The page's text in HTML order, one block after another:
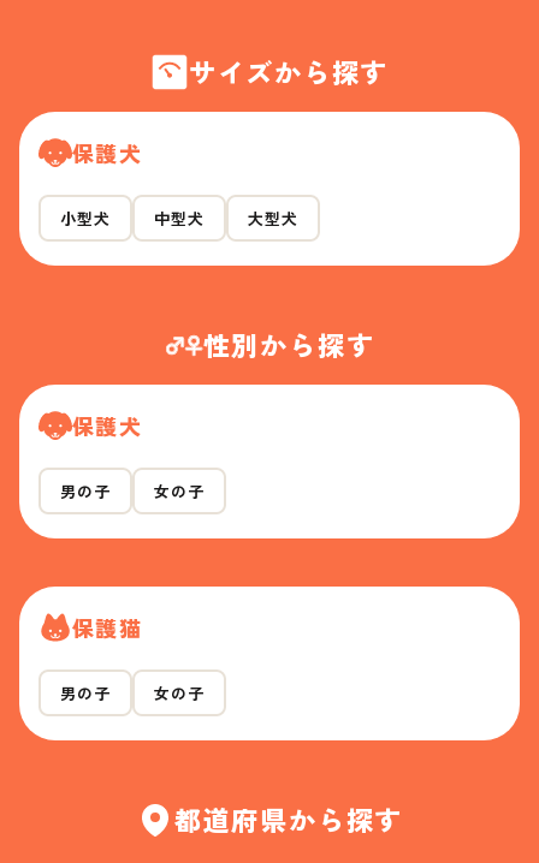
サイズから探す
保護犬
小型犬 中型犬 大型犬
性別から探す
保護犬
男の子 女の子
保護猫
男の子 女の子
都道府県から探す